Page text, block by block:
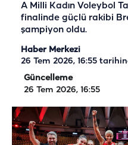
A Milli Kadın Voleybol
finalinde güçlü rakibi
şampiyon oldu.
Haber Merkezi
26 Tem 2026, 16:55
Güncelleme
26 Tem 2026, 16:55